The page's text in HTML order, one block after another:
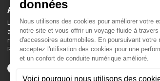
ACCESSOIRES CAN-AM
Le site d'accessoires Can-Am vous propose des
accessoires d'origine pour équiper votre véhicule 3
roues (On Road) ou votre véhicule tout terrain (Off
Road) .